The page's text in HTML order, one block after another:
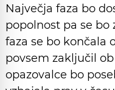
Največja faza bo
popolnost pa se bo
faza se bo končala
povsem zaključil ob
opazovalce bo